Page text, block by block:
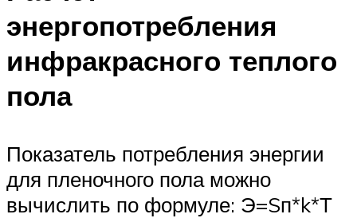
энергопотребления
инфракрасного теплого
пола
Показатель потребления энергии
для пленочного пола можно
вычислить по формуле: Э=Sп*k*Т